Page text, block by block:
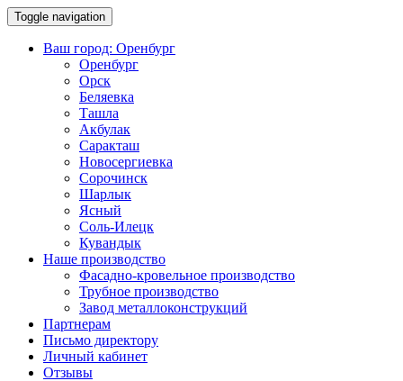
Toggle navigation
Ваш город: Оренбург
Оренбург
Орск
Беляевка
Ташла
Акбулак
Саракташ
Новосергиевка
Сорочинск
Шарлык
Ясный
Соль-Илецк
Кувандык
Наше производство
Фасадно-кровельное производство
Трубное производство
Завод металлоконструкций
Партнерам
Письмо директору
Личный кабинет
Отзывы